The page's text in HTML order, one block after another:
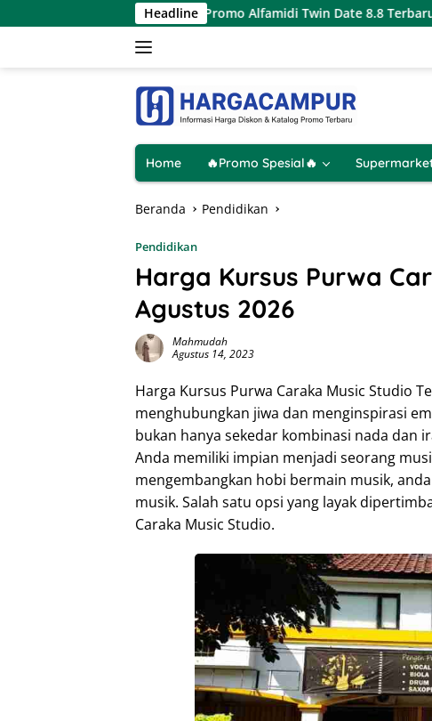
ke
Headline
Promo Alfamidi Twin Date 8.8 Terbaru 8
Home 🔥Promo Spesial🔥
Beranda Pendidikan
Pendidikan
Harga Kursus Purwa
Agustus 2026
Mahmudah
Agustus 14, 2023
Harga Kursus Purwa Caraka Music Studio
menghubungkan jiwa dan menginspirasi
bukan hanya sekedar kombinasi nada dan
Anda memiliki impian menjadi seorang
mengembangkan hobi bermain musik,
musik. Salah satu opsi yang layak
Caraka Music Studio.